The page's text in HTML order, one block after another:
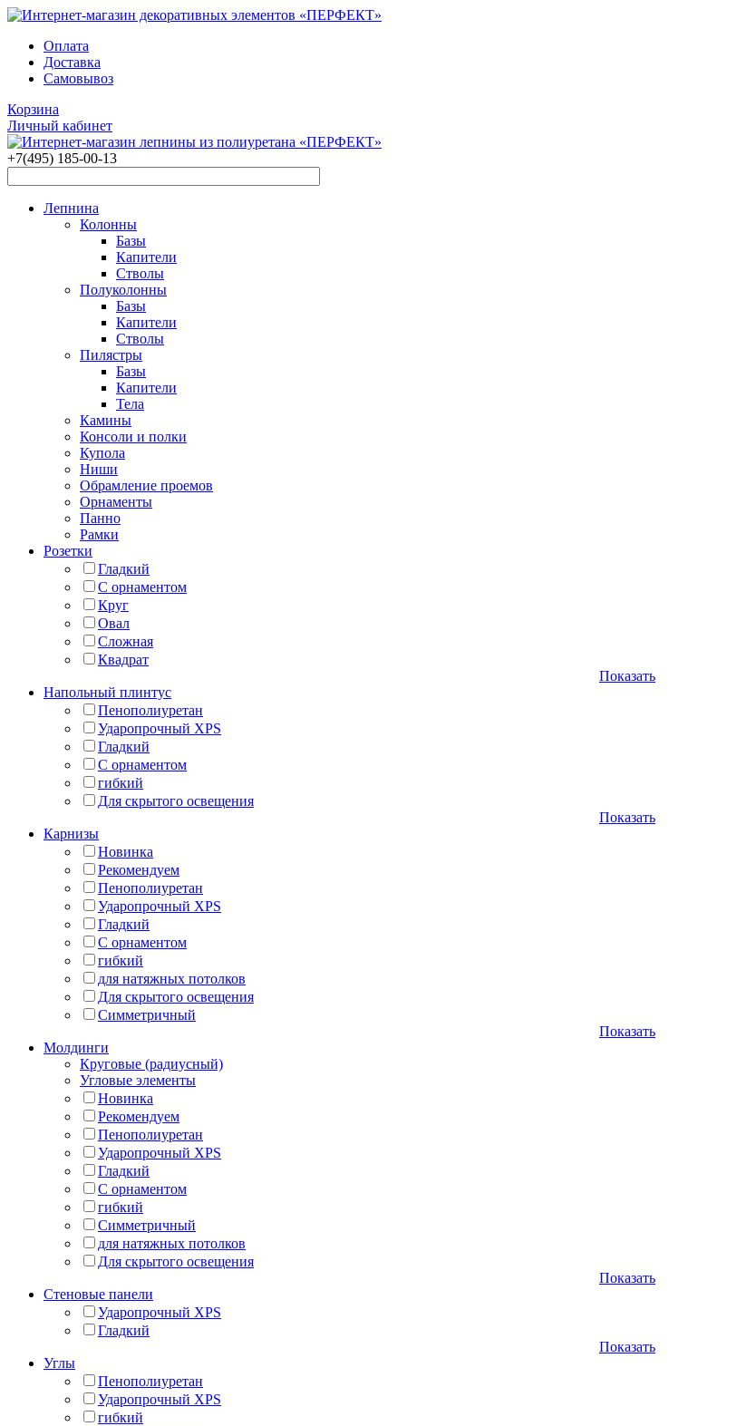
Оплата
Доставка
Самовывоз
Корзина
Личный кабинет
+7(495) 185-00-13
Лепнина
Колонны
Базы
Капители
Стволы
Полуколонны
Базы
Капители
Стволы
Пилястры
Базы
Капители
Тела
Камины
Консоли и полки
Купола
Ниши
Обрамление проемов
Орнаменты
Панно
Рамки
Розетки
Гладкий
С орнаментом
Круг
Овал
Сложная
Квадрат
Показать
Напольный плинтус
Пенополиуретан
Ударопрочный XPS
Гладкий
С орнаментом
гибкий
Для скрытого освещения
Показать
Карнизы
Новинка
Рекомендуем
Пенополиуретан
Ударопрочный XPS
Гладкий
С орнаментом
гибкий
для натяжных потолков
Для скрытого освещения
Симметричный
Показать
Молдинги
Круговые (радиусный)
Угловые элементы
Новинка
Рекомендуем
Пенополиуретан
Ударопрочный XPS
Гладкий
С орнаментом
гибкий
Симметричный
для натяжных потолков
Для скрытого освещения
Показать
Стеновые панели
Ударопрочный XPS
Гладкий
Показать
Углы
Пенополиуретан
Ударопрочный XPS
гибкий